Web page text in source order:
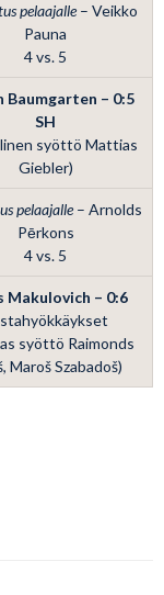
pelaajalle– Veikko
Pauna
4 vs. 5
Baumgarten – 0:5
SH
syöttö Mattias
Giebler)
pelaajalle– Arnolds
Pērkons
4 vs. 5
Makulovich – 0:6
syöttö Raimonds
Maroš Szabadoš)